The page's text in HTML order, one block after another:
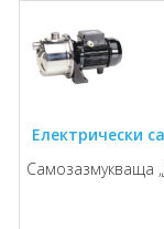
Електрически
Самозазмукваща